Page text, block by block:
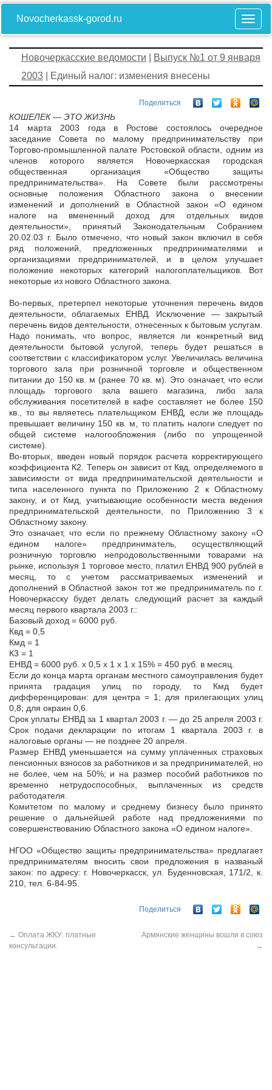
Novocherkassk-gorod.ru
Новочеркасские ведомости
Выпуск №1 от 9 января
2003 | Единый налог: изменения внесены
Поделиться
КОШЕЛЕК — ЭТО ЖИЗНЬ
14 марта 2003 года в Ростове состоялось очередное
заседание Совета по малому предпринимательству при
Торгово-промышленной палате Ростовской области, одним из
членов которого является Новочеркасская городская
общественная организация «Общество защиты
предпринимательства». На Совете были рассмотрены
основные положения Областного закона о внесении
изменений и дополнений в Областной закон «О едином
налоге на вмененный доход для отдельных видов
деятельности», принятый Законодательным Собранием
20.02.03 г. Было отмечено, что новый закон включил в себя
ряд положений, предложенных предпринимателями и
организациями предпринимателей, и в целом улучшает
положение некоторых категорий налогоплательщиков. Вот
некоторые из нового Областного закона.
Во-первых, претерпел некоторые уточнения перечень видов
деятельности, облагаемых ЕНВД. Исключение — закрытый
перечень видов деятельности, отнесенных к бытовым услугам.
Надо понимать, что вопрос, является ли конкретный вид
деятельности бытовой услугой, теперь будет решаться в
соответствии с классификатором услуг. Увеличилась величина
торгового зала при розничной торговле и общественном
питании до 150 кв. м (ранее 70 кв. м). Это означает, что если
площадь торгового зала вашего магазина, либо зала
обслуживания посетителей в кафе составляет не более 150
кв., то вы являетесь плательщиком ЕНВД, если же площадь
превышает величину 150 кв. м, то платить налоги следует по
общей системе налогообложения (либо по упрощенной
системе).
Во-вторых, введен новый порядок расчета корректирующего
коэффициента К2. Теперь он зависит от Квд, определяемого в
зависимости от вида предпринимательской деятельности и
типа населенного пункта по Приложению 2 к Областному
закону, и от Кмд, учитывающие особенности места ведения
предпринимательской деятельности, по Приложению 3 к
Областному закону.
Это означает, что если по прежнему Областному закону «О
едином налоге» предприниматель, осуществляющий
розничную торговлю непродовольственными товарами на
рынке, используя 1 торговое место, платил ЕНВД 900 рублей в
месяц, то с учетом рассматриваемых изменений и
дополнений в Областной закон тот же предприниматель по г.
Новочеркасску будет делать следующий расчет за каждый
месяц первого квартала 2003 г.:
Базовый доход = 6000 руб.
Квд = 0,5
Кмд = 1
К3 = 1
ЕНВД = 6000 руб. х 0,5 х 1 х 1 х 15% = 450 руб. в месяц.
Если до конца марта органам местного самоуправления будет
принята градация улиц по городу, то Кмд будет
дифференцирован: для центра = 1; для прилегающих улиц
0,8; для окраин 0,6.
Срок уплаты ЕНВД за 1 квартал 2003 г. — до 25 апреля 2003 г.
Срок подачи декларации по итогам 1 квартала 2003 г. в
налоговые органы — не позднее 20 апреля.
Размер ЕНВД уменьшается на сумму уплаченных страховых
пенсионных взносов за работников и за предпринимателей, но
не более, чем на 50%; и на размер пособий работников по
временно нетрудоспособных, выплаченных из средств
работодателя.
Комитетом по малому и среднему бизнесу было принято
решение о дальнейшей работе над предложениями по
совершенствованию Областного закона «О едином налоге».
НГОО «Общество защиты предпринимательства» предлагает
предпринимателям вносить свои предложения в названый
закон: по адресу: г. Новочеркасск, ул. Буденновская, 171/2, к.
210, тел. 6-84-95.
Поделиться
← Оплата ЖКУ: платные
консультации.
Армянские женщины вошли в союз
→